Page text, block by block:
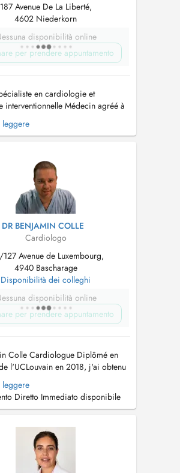
187 Avenue De La Liberté,
4602 Niederkorn
disponibilità online
per prendere appuntamento
en cardiologie et
interventionnelle Médecin agréé à
Médecin agréé au CHEM.
disponible sur deux sites: - 1.
En cas de rendez-vous urgent,
DR BENJAMIN COLLE
Cardiologo
127 Avenue de Luxembourg,
4940 Bascharage
Disponibilità dei colleghi
disponibilità online
per prendere appuntamento
Colle Cardiologue Diplômé en
l'UCLouvain en 2018, j'ai obtenu
spécialiste en cardiologie en
Jai complété ma formation
Interuniversitaire en
qu'un DIU de Cardiomyo...
Diretto Immediato disponibile